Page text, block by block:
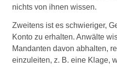
nichts von ihnen wissen.
Zweitens ist es schwieriger,
Konto zu erhalten. Anwälte
Mandanten davon abhalten,
einzuleiten, z. B. eine Klage,